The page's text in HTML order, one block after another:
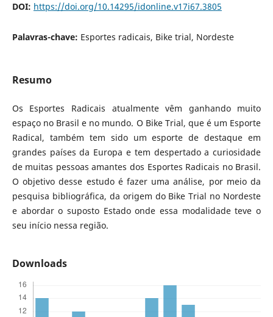
DOI: https://doi.org/10.14295/idonline.v17i67.3805
Palavras-chave: Esportes radicais, Bike trial, Nordeste
Resumo
Os Esportes Radicais atualmente vêm ganhando muito
espaço no Brasil e no mundo. O Bike Trial, que é um Esporte
Radical, também tem sido um esporte de destaque em
grandes países da Europa e tem despertado a curiosidade
de muitas pessoas amantes dos Esportes Radicais no Brasil.
O objetivo desse estudo é fazer uma análise, por meio da
pesquisa bibliográfica, da origem do Bike Trial no Nordeste
e abordar o suposto Estado onde essa modalidade teve o
seu início nessa região.
Downloads